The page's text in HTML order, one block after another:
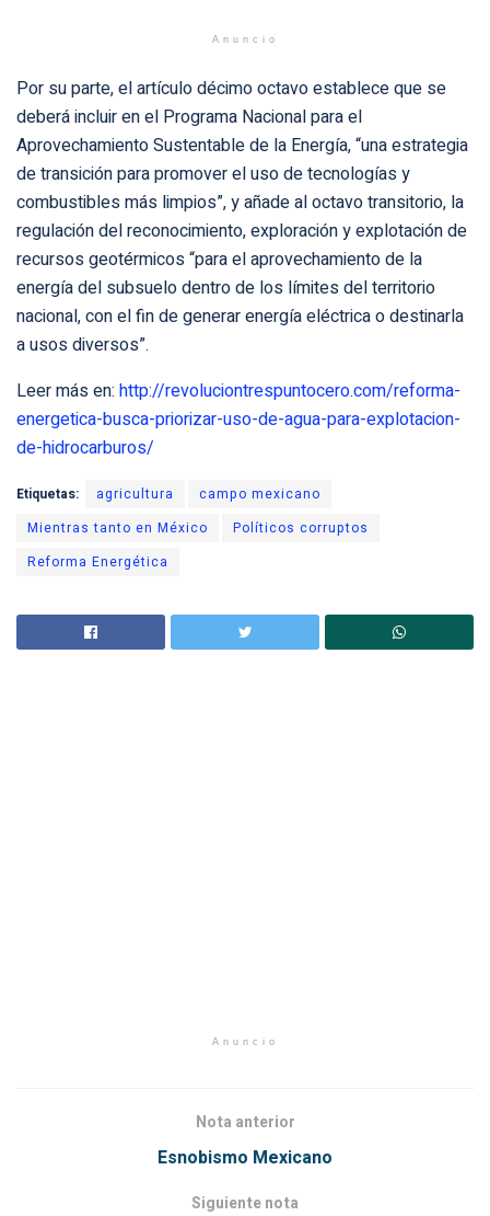
Anuncio
Por su parte, el artículo décimo octavo establece que se
deberá incluir en el Programa Nacional para el
Aprovechamiento Sustentable de la Energía, “una estrategia
de transición para promover el uso de tecnologías y
combustibles más limpios”, y añade al octavo transitorio, la
regulación del reconocimiento, exploración y explotación de
recursos geotérmicos “para el aprovechamiento de la
energía del subsuelo dentro de los límites del territorio
nacional, con el fin de generar energía eléctrica o destinarla
a usos diversos”.
Leer más en: http://revoluciontrespuntocero.com/reforma-
energetica-busca-priorizar-uso-de-agua-para-explotacion-
de-hidrocarburos/
Etiquetas: agricultura
campo mexicano
Mientras tanto en México
Políticos corruptos
Reforma Energética
Anuncio
Nota anterior
Esnobismo Mexicano
Siguiente nota